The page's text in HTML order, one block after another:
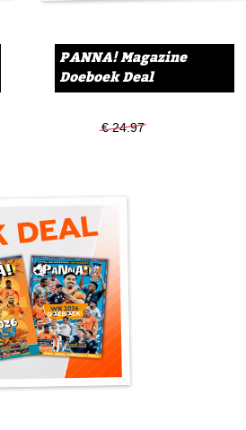
PANNA! Magazine
Doeboek Deal
€ 24.97€ 18.49